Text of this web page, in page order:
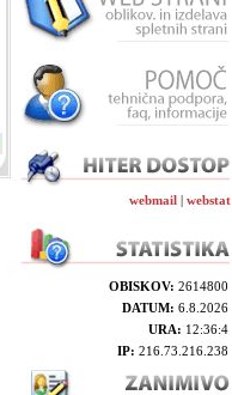
webmail | webstat
OBISKOV: 2614800
DATUM: 6.8.2026
URA: 12:36:4
IP: 216.73.216.238